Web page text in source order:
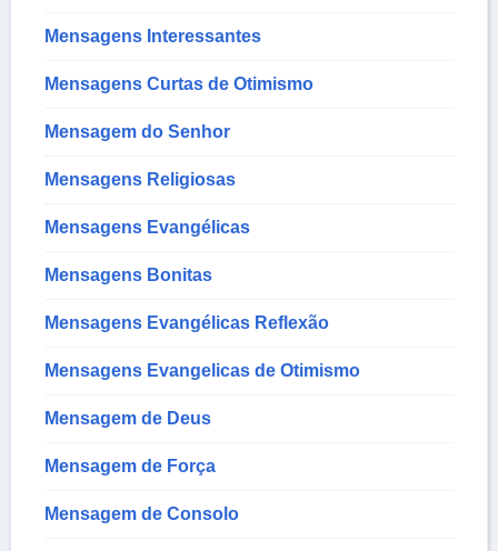
Mensagens Interessantes
Mensagens Curtas de Otimismo
Mensagem do Senhor
Mensagens Religiosas
Mensagens Evangélicas
Mensagens Bonitas
Mensagens Evangélicas Reflexão
Mensagens Evangelicas de Otimismo
Mensagem de Deus
Mensagem de Força
Mensagem de Consolo